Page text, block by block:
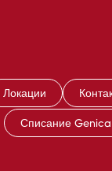
Локации
Списание